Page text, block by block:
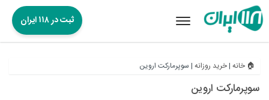
Toggle
ثبت در ۱۱۸ ایران
🏠 خانه |خرید روزانه | سوپرمارکت اروین
سوپرمارکت اروین